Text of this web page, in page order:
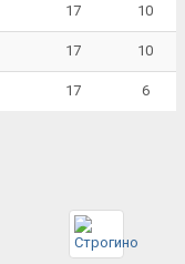
17 10
17 10
17 6